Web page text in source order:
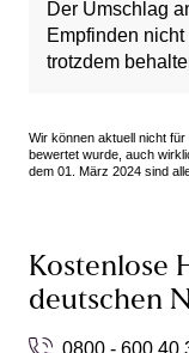
Der Umschlag
Empfinden
trotzdem
Wir können aktuell nicht
bewertet wurde, auch
dem 01. März 2024 sind
Kostenlose
deutschen